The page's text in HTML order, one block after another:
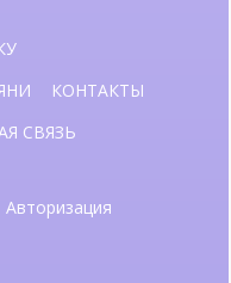
КОНТАКТЫ
СВЯЗЬ
Авторизация